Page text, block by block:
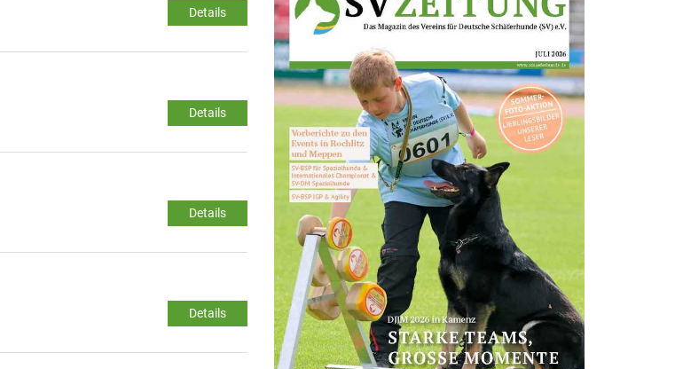
Details
Details
Details
Details